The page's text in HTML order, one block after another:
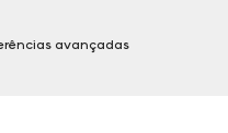
avançadas